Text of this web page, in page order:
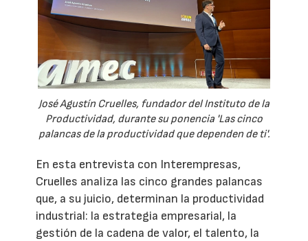
José Agustín Cruelles, fundador del Instituto de la
Productividad, durante su ponencia 'Las cinco
palancas de la productividad que dependen de ti'.
En esta entrevista con Interempresas,
Cruelles analiza las cinco grandes palancas
que, a su juicio, determinan la productividad
industrial: la estrategia empresarial, la
gestión de la cadena de valor, el talento, la